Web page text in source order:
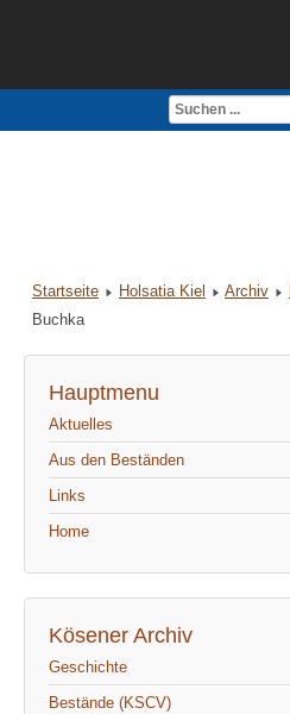
Impressum
Startseite Holsatia Kiel Archiv
Buchka
Hauptmenu
Aktuelles
Aus den Beständen
Links
Home
Kösener Archiv
Geschichte
Bestände (KSCV)